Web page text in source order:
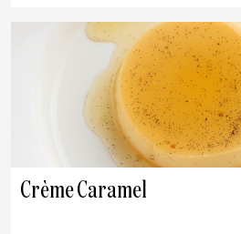
Crème Caramel